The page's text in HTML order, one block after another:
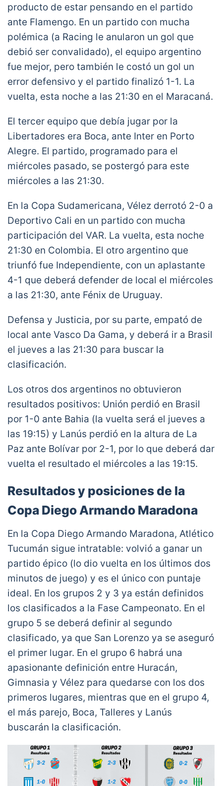
producto de estar pensando en el partido
ante Flamengo. En un partido con mucha
polémica (a Racing le anularon un gol que
debió ser convalidado), el equipo argentino
fue mejor, pero también le costó un gol un
error defensivo y el partido finalizó 1-1. La
vuelta, esta noche a las 21:30 en el Maracaná.
El tercer equipo que debía jugar por la
Libertadores era Boca, ante Inter en Porto
Alegre. El partido, programado para el
miércoles pasado, se postergó para este
miércoles a las 21:30.
En la Copa Sudamericana, Vélez derrotó 2-0 a
Deportivo Cali en un partido con mucha
participación del VAR. La vuelta, esta noche
21:30 en Colombia. El otro argentino que
triunfó fue Independiente, con un aplastante
4-1 que deberá defender de local el miércoles
a las 21:30, ante Fénix de Uruguay.
Defensa y Justicia, por su parte, empató de
local ante Vasco Da Gama, y deberá ir a Brasil
el jueves a las 21:30 para buscar la
clasificación.
Los otros dos argentinos no obtuvieron
resultados positivos: Unión perdió en Brasil
por 1-0 ante Bahia (la vuelta será el jueves a
las 19:15) y Lanús perdió en la altura de La
Paz ante Bolívar por 2-1, por lo que deberá dar
vuelta el resultado el miércoles a las 19:15.
Resultados y posiciones de la
Copa Diego Armando Maradona
En la Copa Diego Armando Maradona, Atlético
Tucumán sigue intratable: volvió a ganar un
partido épico (lo dio vuelta en los últimos dos
minutos de juego) y es el único con puntaje
ideal. En los grupos 2 y 3 ya están definidos
los clasificados a la Fase Campeonato. En el
grupo 5 se deberá definir al segundo
clasificado, ya que San Lorenzo ya se aseguró
el primer lugar. En el grupo 6 habrá una
apasionante definición entre Huracán,
Gimnasia y Vélez para quedarse con los dos
primeros lugares, mientras que en el grupo 4,
el más parejo, Boca, Talleres y Lanús
buscarán la clasificación.